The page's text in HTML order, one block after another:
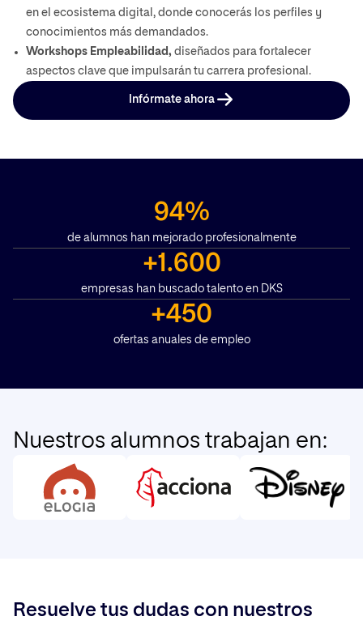
en el ecosistema digital, donde conocerás los perfiles y
conocimientos más demandados.
Workshops Empleabilidad, diseñados para fortalecer
aspectos clave que impulsarán tu carrera profesional.
Infórmate ahora
94%
de alumnos han mejorado profesionalmente
+1.600
empresas han buscado talento en DKS
+450
ofertas anuales de empleo
Nuestros alumnos trabajan en:
Resuelve tus dudas con nuestros